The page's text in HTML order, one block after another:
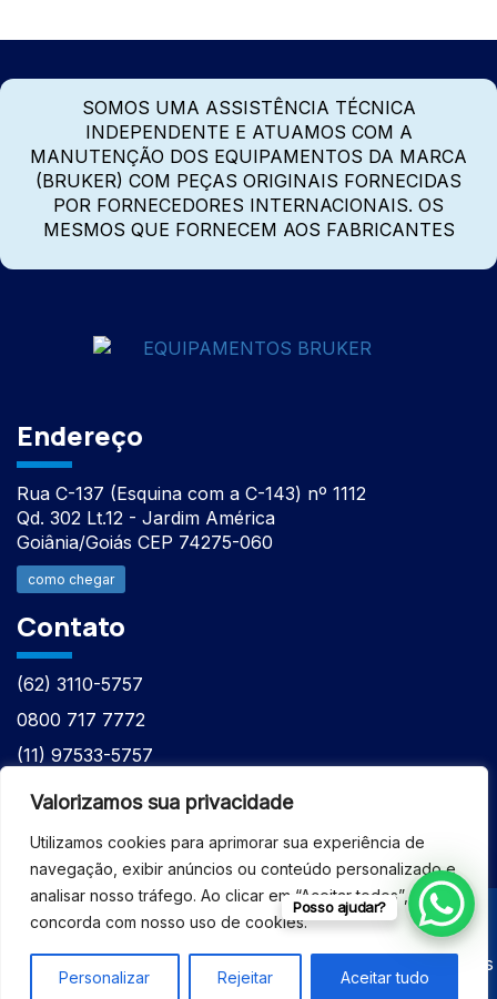
Valorizamos sua privacidade
Utilizamos cookies para aprimorar sua experiência de
navegação, exibir anúncios ou conteúdo personalizado e
analisar nosso tráfego. Ao clicar em “Aceitar todos”, você
concorda com nosso uso de cookies.
Personalizar Rejeitar Aceitar tudo
SOMOS UMA ASSISTÊNCIA TÉCNICA
INDEPENDENTE E ATUAMOS COM A
MANUTENÇÃO DOS EQUIPAMENTOS DA MARCA
(BRUKER) COM PEÇAS ORIGINAIS FORNECIDAS
POR FORNECEDORES INTERNACIONAIS. OS
MESMOS QUE FORNECEM AOS FABRICANTES
Endereço
Rua C-137 (Esquina com a C-143) nº 1112
Qd. 302 Lt.12 - Jardim América
Goiânia/Goiás CEP 74275-060
como chegar
Contato
(62) 3110-5757
0800 717 7772
(11) 97533-5757
(62) 98610-7777
© 2026 - ASSISTÊNCIA TÉCNICA ESPECIALIZADA
EQUIPAMENTOS BRUKER - Todos os direitos reservados
Posso ajudar?